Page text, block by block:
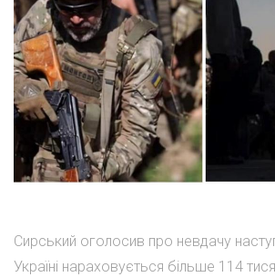
Сирський оголосив про невдачу
Україні нараховується більше 114